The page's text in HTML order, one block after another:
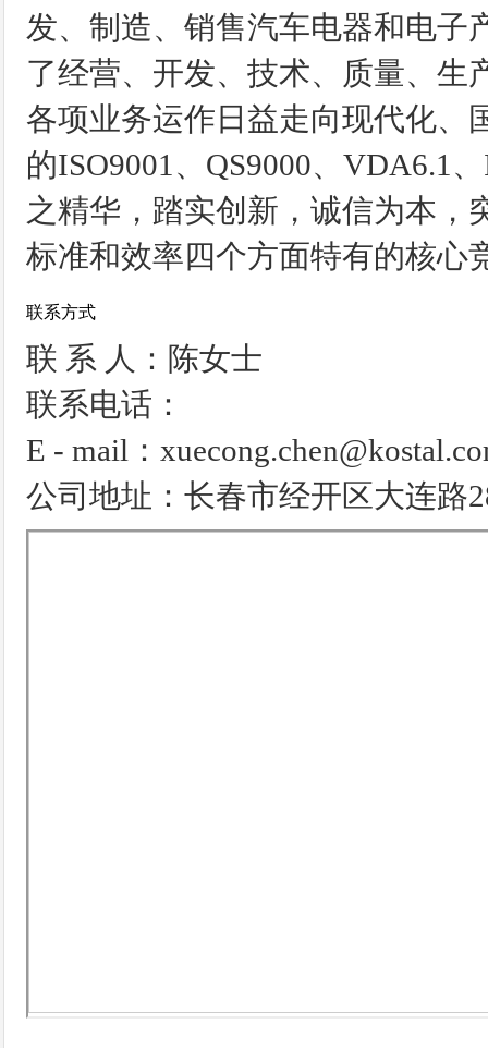
发、制造、销售汽车电器和电子
了经营、开发、技术、质量、生
各项业务运作日益走向现代化、
的ISO9001、QS9000、VDA6.1
之精华，踏实创新，诚信为本，
标准和效率四个方面特有的核心
联系方式
联 系 人：陈女士
联系电话：
E - mail：
公司地址：长春市经开区大连路